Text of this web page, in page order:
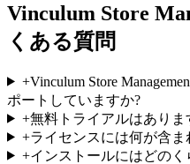
Vinculum Store
くある質問
+Vinculum Store
ポートしていますか?
+無料トライアルはありま
+ライセンスには何が含ま
+インストールにはどの